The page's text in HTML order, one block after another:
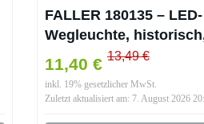
FALLER 180135 – LED-
Wegleuchte,
warmweiß, 3 Stück –
H0 – Lampen &
Beleuchtung für
11,40 € 13,49 €
inkl. 19% gesetzlicher MwSt.
Zuletzt aktualisiert am: 7. August 2026